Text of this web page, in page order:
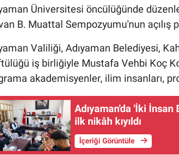
Üniversitesi öncülüğünde
B. Muattal Sempozyumu'nun açılış
Valiliği, Adıyaman Belediyesi,
iş birliğiyle Mustafa Vehbi Koç
akademisyenler, ilim insanları,
Adıyaman'da 'İki
ilk nikâh kıyıldı
İçeriği Görüntüle